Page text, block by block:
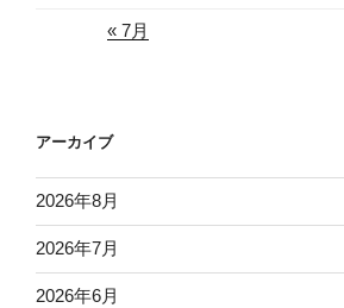
« 7月
アーカイブ
2026年8月
2026年7月
2026年6月